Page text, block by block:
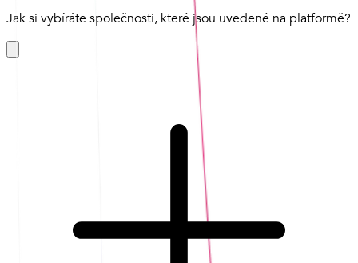
Jak si vybíráte společnosti, které jsou uvedené na platformě?